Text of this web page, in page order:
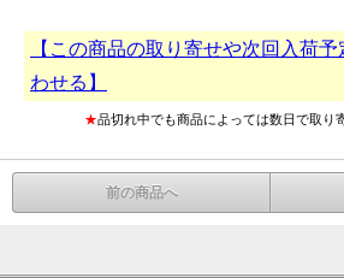
【この商品の取り寄せや次回入荷
わせる】
★品切れ中でも商品によっては数日で取り
前の商品へ